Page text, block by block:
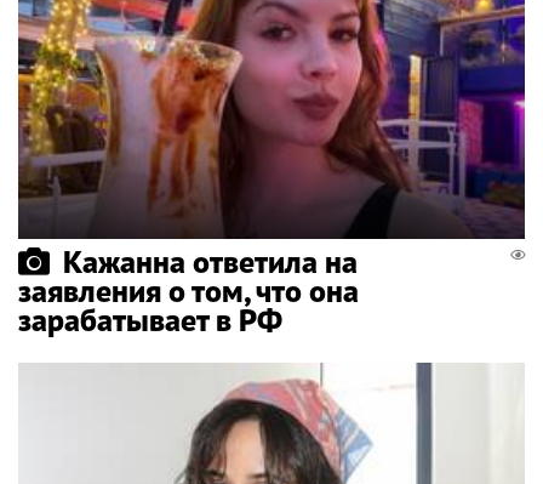
Кажанна ответила на
заявления о том, что она
зарабатывает в РФ